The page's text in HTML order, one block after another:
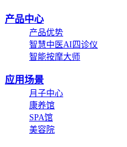
产品中心
产品优势
智慧中医AI四诊仪
智能按摩大师
应用场景
月子中心
康养馆
SPA馆
美容院